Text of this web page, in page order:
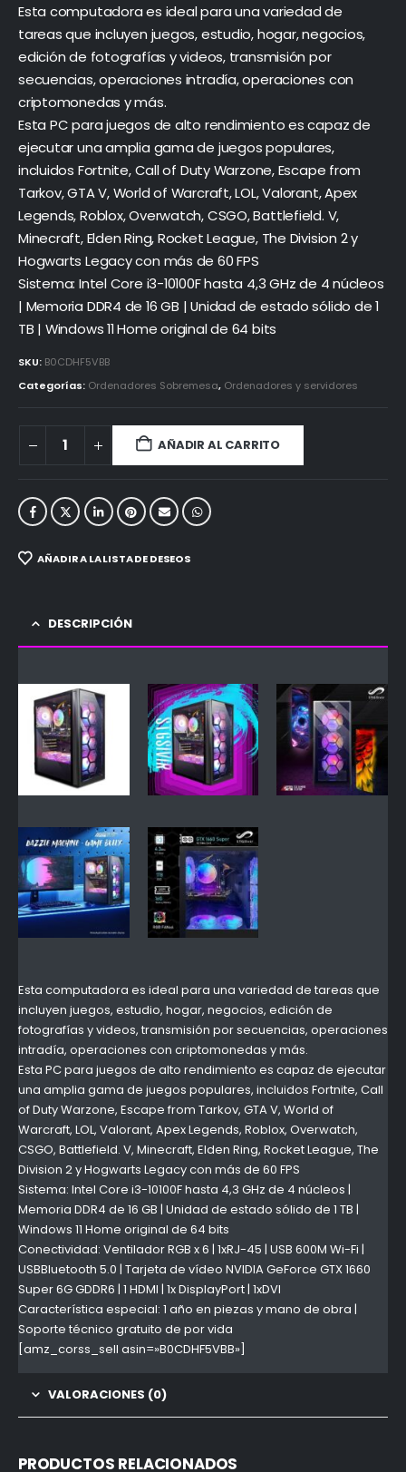
Esta computadora es ideal para una variedad de
tareas que incluyen juegos, estudio, hogar, negocios,
edición de fotografías y videos, transmisión por
secuencias, operaciones intradía, operaciones con
criptomonedas y más.
Esta PC para juegos de alto rendimiento es capaz de
ejecutar una amplia gama de juegos populares,
incluidos Fortnite, Call of Duty Warzone, Escape from
Tarkov, GTA V, World of Warcraft, LOL, Valorant, Apex
Legends, Roblox, Overwatch, CSGO, Battlefield. V,
Minecraft, Elden Ring, Rocket League, The Division 2 y
Hogwarts Legacy con más de 60 FPS
Sistema: Intel Core i3-10100F hasta 4,3 GHz de 4 núcleos
| Memoria DDR4 de 16 GB | Unidad de estado sólido de 1
TB | Windows 11 Home original de 64 bits
SKU: B0CDHF5VBB
Categorías: Ordenadores Sobremesa, Ordenadores y servidores
AÑADIR AL CARRITO
AÑADIR A LA LISTA DE DESEOS
DESCRIPCIÓN
Esta computadora es ideal para una variedad de tareas que
incluyen juegos, estudio, hogar, negocios, edición de
fotografías y videos, transmisión por secuencias, operaciones
intradía, operaciones con criptomonedas y más.
Esta PC para juegos de alto rendimiento es capaz de ejecutar
una amplia gama de juegos populares, incluidos Fortnite, Call
of Duty Warzone, Escape from Tarkov, GTA V, World of
Warcraft, LOL, Valorant, Apex Legends, Roblox, Overwatch,
CSGO, Battlefield. V, Minecraft, Elden Ring, Rocket League, The
Division 2 y Hogwarts Legacy con más de 60 FPS
Sistema: Intel Core i3-10100F hasta 4,3 GHz de 4 núcleos |
Memoria DDR4 de 16 GB | Unidad de estado sólido de 1 TB |
Windows 11 Home original de 64 bits
Conectividad: Ventilador RGB x 6 | 1xRJ-45 | USB 600M Wi-Fi |
USBBluetooth 5.0 | Tarjeta de vídeo NVIDIA GeForce GTX 1660
Super 6G GDDR6 | 1 HDMI | 1x DisplayPort | 1xDVI
Característica especial: 1 año en piezas y mano de obra |
Soporte técnico gratuito de por vida
[amz_corss_sell asin=»B0CDHF5VBB»]
VALORACIONES (0)
PRODUCTOS RELACIONADOS